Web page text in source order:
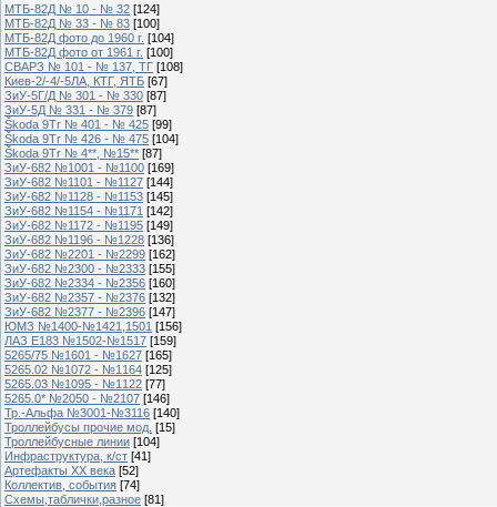
МТБ-82Д № 10 - № 32 [124]
МТБ-82Д № 33 - № 83 [100]
МТБ-82Д фото до 1960 г. [104]
МТБ-82Д фото от 1961 г. [100]
СВАРЗ № 101 - № 137, ТГ [108]
Киев-2/-4/-5ЛА, КТГ, ЯТБ [67]
ЗиУ-5Г/Д № 301 - № 330 [87]
ЗиУ-5Д № 331 - № 379 [87]
Škoda 9Tr № 401 - № 425 [99]
Škoda 9Tr № 426 - № 475 [104]
Škoda 9Tr № 4**, №15** [87]
ЗиУ-682 №1001 - №1100 [169]
ЗиУ-682 №1101 - №1127 [144]
ЗиУ-682 №1128 - №1153 [145]
ЗиУ-682 №1154 - №1171 [142]
ЗиУ-682 №1172 - №1195 [149]
ЗиУ-682 №1196 - №1228 [136]
ЗиУ-682 №2201 - №2299 [162]
ЗиУ-682 №2300 - №2333 [155]
ЗиУ-682 №2334 - №2356 [160]
ЗиУ-682 №2357 - №2376 [132]
ЗиУ-682 №2377 - №2396 [147]
ЮМЗ №1400-№1421,1501 [156]
ЛАЗ Е183 №1502-№1517 [159]
5265/75 №1601 - №1627 [165]
5265.02 №1072 - №1164 [125]
5265.03 №1095 - №1122 [77]
5265.0* №2050 - №2107 [146]
Тр.-Альфа №3001-№3116 [140]
Троллейбусы прочие мод. [15]
Троллейбусные линии [104]
Инфраструктура, к/ст [41]
Артефакты ХХ века [52]
Коллектив, события [74]
Схемы,таблички,разное [81]